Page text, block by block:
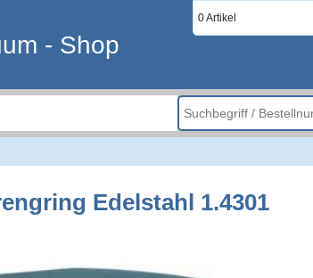
0 Artikel
- Shop
Edelstahl 1.4301